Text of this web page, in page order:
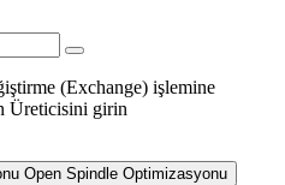
(Exchange) işlemine
Üreticisini girin
Open Spindle Optimizasyonu